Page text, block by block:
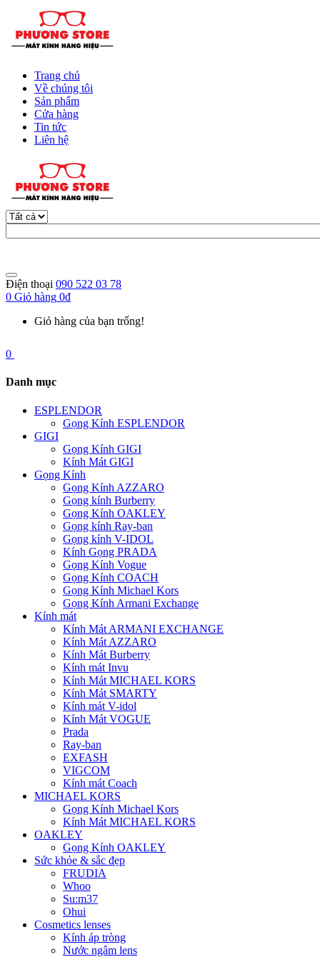
Trang chủ
Về chúng tôi
Sản phẩm
Cửa hàng
Tin tức
Liên hệ
Điện thoại 090 522 03 78
0 Giỏ hàng 0đ
Giỏ hàng của bạn trống!
0
Danh mục
ESPLENDOR
Gọng Kính ESPLENDOR
GIGI
Gọng Kính GIGI
Kính Mát GIGI
Gọng Kính
Gọng Kính AZZARO
Gọng kính Burberry
Gọng Kính OAKLEY
Gọng kính Ray-ban
Gọng kính V-IDOL
Kính Gọng PRADA
Gọng Kính Vogue
Gọng Kính COACH
Gọng Kính Michael Kors
Gọng Kính Armani Exchange
Kính mát
Kính Mát ARMANI EXCHANGE
Kính Mát AZZARO
Kính Mát Burberry
Kính mát Invu
Kính Mát MICHAEL KORS
Kính Mát SMARTY
Kính mát V-idol
Kính Mát VOGUE
Prada
Ray-ban
EXFASH
VIGCOM
Kính mát Coach
MICHAEL KORS
Gọng Kính Michael Kors
Kính Mát MICHAEL KORS
OAKLEY
Gọng Kính OAKLEY
Sức khỏe & sắc đẹp
FRUDIA
Whoo
Su:m37
Ohui
Cosmetics lenses
Kính áp tròng
Nước ngâm lens